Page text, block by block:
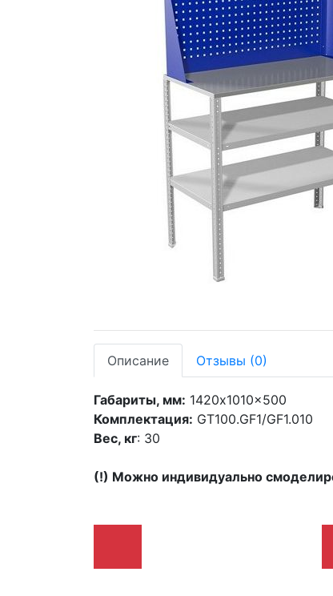
Описание Отзывы (0)
Габариты, мм: 1420x1010x500
Комплектация: GT100.GF1/GF1.010
Вес, кг: 30
(!) Можно индивидуально